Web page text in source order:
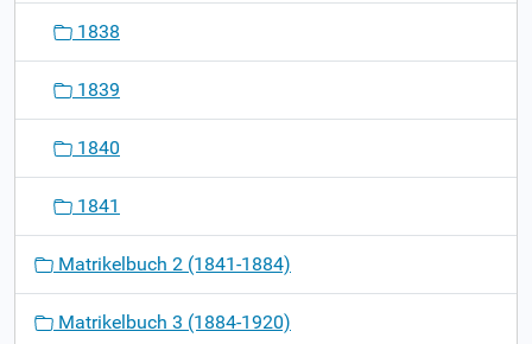
1838
1839
1840
1841
Matrikelbuch 2 (1841-1884)
Matrikelbuch 3 (1884-1920)